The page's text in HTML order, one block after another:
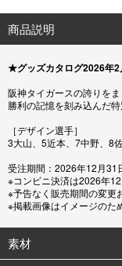
商品説明
★グッズカタログ2026年
阪神タイガースの誇りを
勝利の記憶を刻み込んだ特
［デザイン選手］
3大山、5近本、7中野、8
受注期間：2026年12月31
※コンビニ決済は2026年
※予告なく販売期間の変更
※掲載画像はイメージのた
素材